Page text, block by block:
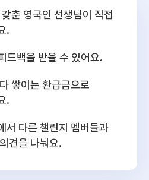
춘 영국인 선생님이 직접
.
드백을 받을 수 있어요.
쌓이는 환급금으로
.
서 다른 챌린지 멤버들과
견을 나눠요.